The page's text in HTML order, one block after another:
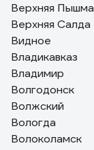
Верхняя Пышма
Верхняя Салда
Видное
Владикавказ
Владимир
Волгодонск
Волжский
Вологда
Волоколамск